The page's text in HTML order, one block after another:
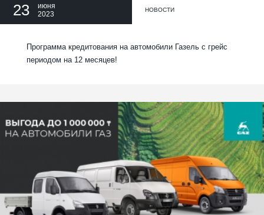
23
июня
2023
НОВОСТИ
Программа кредитования на автомобили Газель с грейс
периодом на 12 месяцев!